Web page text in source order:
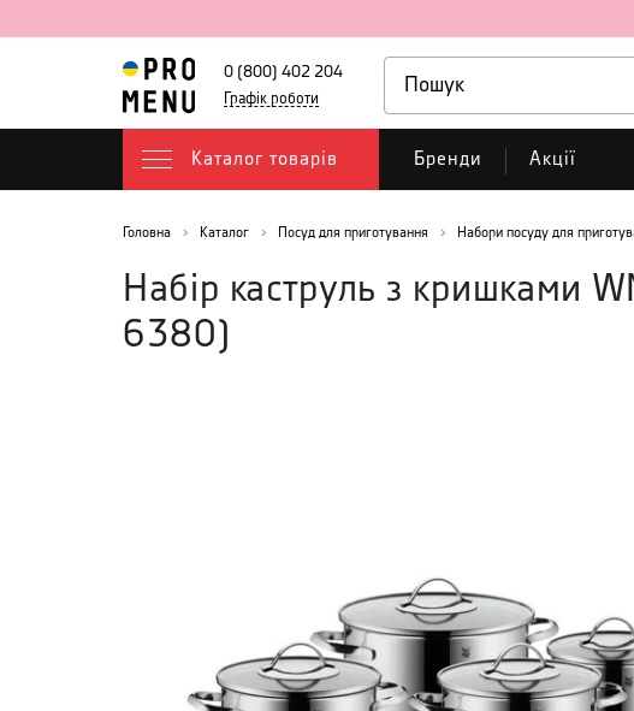
0 (800) 402 204
Графік роботи
Каталог товарів Бренди Акції
Головна Каталог Посуд для приготування Набори посуду для
Набір каструль з кришками
6380 )